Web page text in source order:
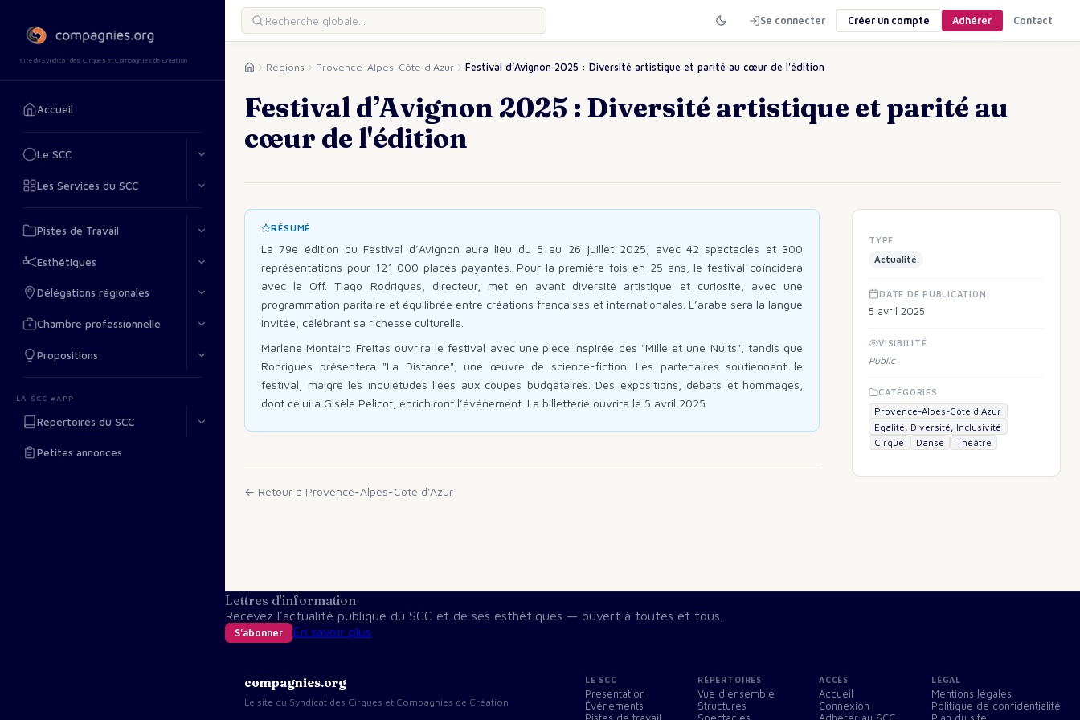
site du Syndicat des Cirques et Compagnies de Création
Accueil
Le SCC
Les Services du SCC
Pistes de Travail
Esthétiques
Délégations régionales
Chambre professionnelle
Propositions
LA SCC #APP
Répertoires du SCC
Petites annonces
Se connecter Créer un compte Adhérer Contact
Régions Provence-Alpes-Côte d'Azur Festival d’Avignon 2025 : Diversité artistique et parité au cœur de l'édition
Festival d’Avignon 2025 : Diversité artistique et parité au
cœur de l'édition
RÉSUMÉ
La 79e édition du Festival d’Avignon aura lieu du 5 au 26 juillet 2025, avec 42 spectacles et 300
représentations pour 121 000 places payantes. Pour la première fois en 25 ans, le festival coïncidera
avec le Off. Tiago Rodrigues, directeur, met en avant diversité artistique et curiosité, avec une
programmation paritaire et équilibrée entre créations françaises et internationales. L’arabe sera la langue
invitée, célébrant sa richesse culturelle.
Marlene Monteiro Freitas ouvrira le festival avec une pièce inspirée des "Mille et une Nuits", tandis que
Rodrigues présentera "La Distance", une œuvre de science-fiction. Les partenaires soutiennent le
festival, malgré les inquiétudes liées aux coupes budgétaires. Des expositions, débats et hommages,
dont celui à Gisèle Pelicot, enrichiront l’événement. La billetterie ouvrira le 5 avril 2025.
← Retour à Provence-Alpes-Côte d'Azur
TYPE
Actualité
DATE DE PUBLICATION
5 avril 2025
VISIBILITÉ
Public
CATÉGORIES
Provence-Alpes-Côte d'Azur
Egalité, Diversité, Inclusivité
Cirque
Danse Théâtre
Lettres d'information
Recevez l'actualité publique du SCC et de ses esthétiques — ouvert à toutes et tous.
S'abonner En savoir plus
compagnies.org
Le site du Syndicat des Cirques et Compagnies de Création
LE SCC
Présentation
Événements
RÉPERTOIRES
Vue d'ensemble
Structures
ACCÈS
Accueil
Connexion
LÉGAL
Mentions légales
Politique de confidentialité